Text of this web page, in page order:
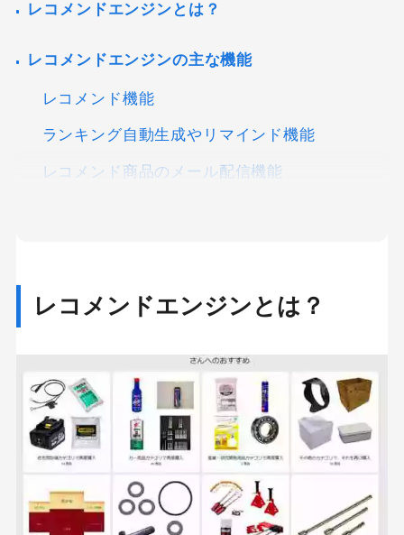
レコメンドエンジンとは？
レコメンドエンジンの主な機能
レコメンド機能
ランキング自動生成やリマインド機能
レコメンド商品のメール配信機能
1、商品購入数が増える、購買率が向上する
3、レコメンドエンジンはリピートユーザー獲
得に効果的
レコメンドエンジン導入のデメリット
1、導入初期はレコメンド精度が低い（コール
ドスタート）
レコメンドエンジンとは？